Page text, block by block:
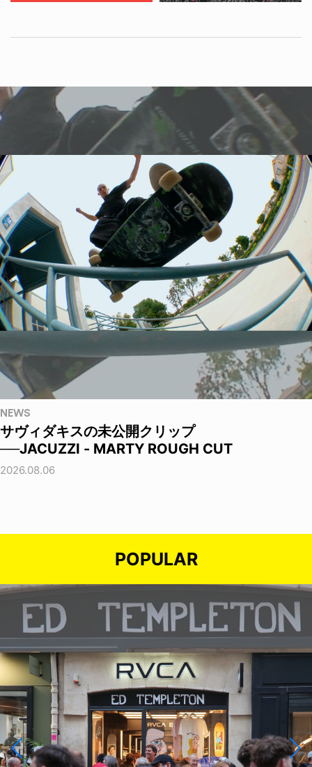
NEWS
サヴィダキスの未公開クリップ
──JACUZZI - MARTY ROUGH CUT
2026.08.06
POPULAR